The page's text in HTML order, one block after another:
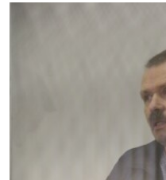
УКРАЇНСЬКА ПРОБЛЕМА
ЯК ОБІЙТИ